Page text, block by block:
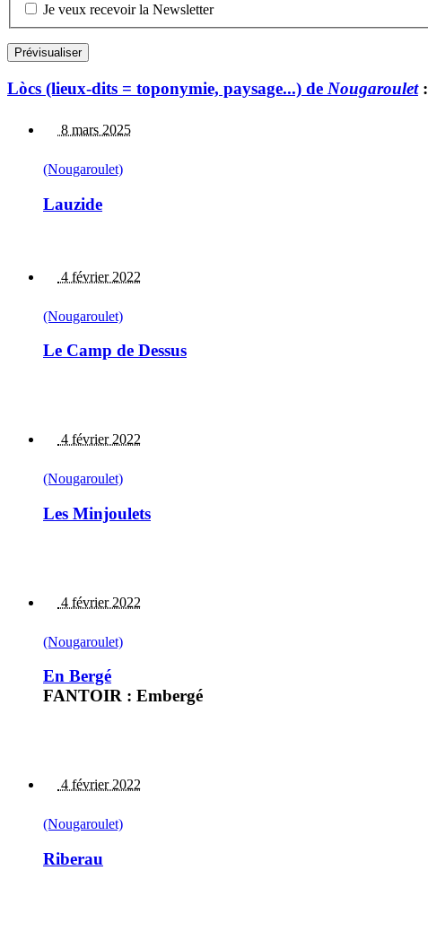
Je veux recevoir la Newsletter
Lòcs (lieux-dits = toponymie, paysage...) de Nougaroulet:
8 mars 2025
(Nougaroulet)
Lauzide
4 février 2022
(Nougaroulet)
Le Camp de Dessus
4 février 2022
(Nougaroulet)
Les Minjoulets
4 février 2022
(Nougaroulet)
En Bergé
FANTOIR : Embergé
4 février 2022
(Nougaroulet)
Riberau